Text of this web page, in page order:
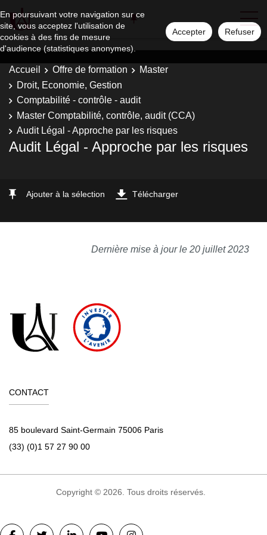
En poursuivant votre navigation sur ce
site, vous acceptez l'utilisation de
cookies à des fins de mesure
d'audience (statistiques anonymes).
Accepter Refuser
Accueil Offre de formation
Master
Droit, Economie, Gestion
Comptabilité - contrôle - audit
Master Comptabilité, contrôle, audit (CCA)
Audit Légal - Approche par les risques
Audit Légal - Approche par les risques
Ajouter à la sélection Télécharger
Dernière mise à jour le 20 juillet 2023
CONTACT
85 boulevard Saint-Germain 75006 Paris
(33) (0)1 57 27 90 00
Copyright © 2026. Tous droits réservés.